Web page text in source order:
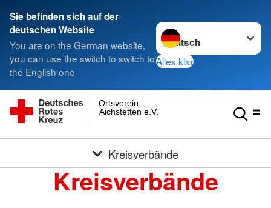
Sie befinden sich auf der
deutschen Website
You are on the German website,
you can use the switch to switch to
the English one
Sprache wechseln zu
Alles klar
Aichstetten e.V.
Ortsverein
Kreisverbände
Kreisverbände